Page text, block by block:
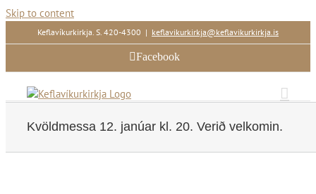
Skip to content
Keflavíkurkirkja. S. 420-4300 | keflavikurkirkja@keflavikurkirkja.is
Facebook
Kvöldmessa 12. janúar kl. 20. Verið velkomin.